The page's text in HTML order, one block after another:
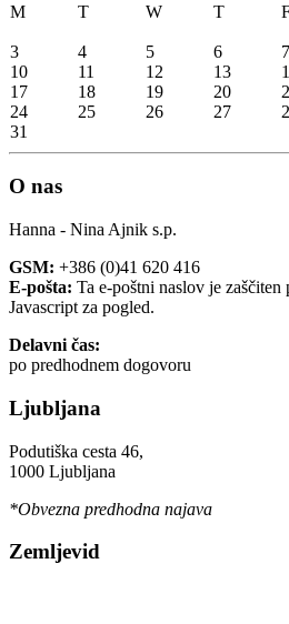
M
T W T
3
4 5 6 7
10
11 12 13
17
18 19 20
24
25 26 27
31
O nas
Hanna - Nina Ajnik s.p.
GSM: +386 (0)41 620 416
E-pošta: Ta e-poštni naslov je
Javascript za pogled.
Delavni čas:
po predhodnem dogovoru
Ljubljana
Podutiška cesta 46,
1000 Ljubljana
*Obvezna predhodna najava
Zemljevid